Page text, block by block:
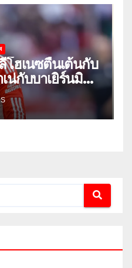
โฮเนซตื่นเต้นกับ
น่กับบาเยิร์นมิ